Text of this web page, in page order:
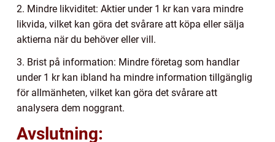
2. Mindre likviditet: Aktier under 1 kr kan vara mindre
likvida, vilket kan göra det svårare att köpa eller sälja
aktierna när du behöver eller vill.
3. Brist på information: Mindre företag som handlar
under 1 kr kan ibland ha mindre information tillgänglig
för allmänheten, vilket kan göra det svårare att
analysera dem noggrant.
Avslutning: